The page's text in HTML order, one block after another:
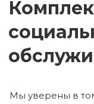
Мы уверены в